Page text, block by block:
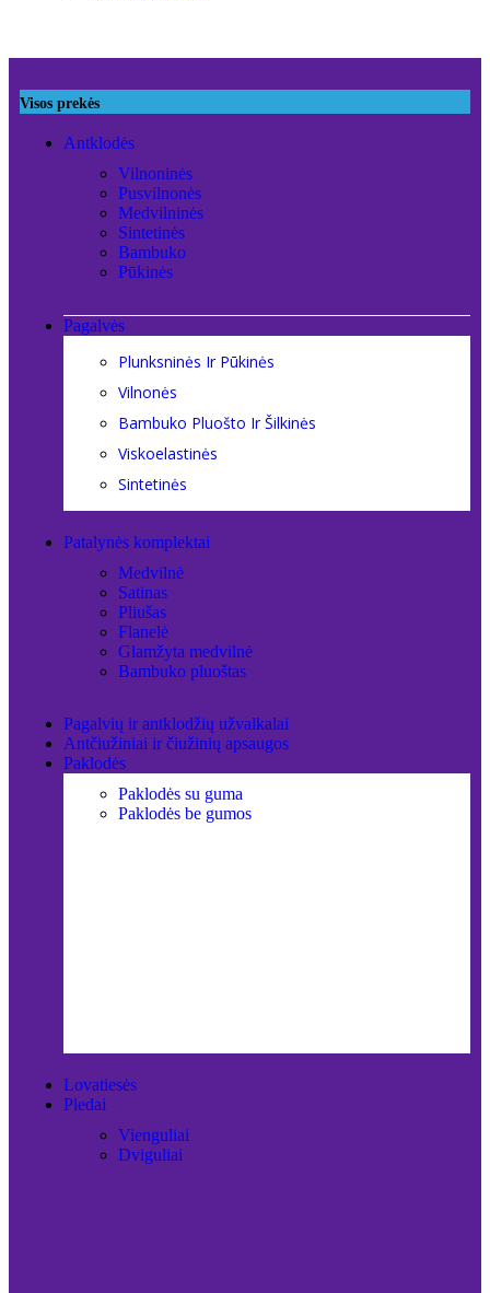
Visos prekės
Antklodės
Vilnoninės
Pusvilnonės
Medvilninės
Sintetinės
Bambuko
Pūkinės
Pagalvės
Plunksninės Ir Pūkinės
Vilnonės
Bambuko Pluošto Ir Šilkinės
Viskoelastinės
Sintetinės
Patalynės komplektai
Medvilnė
Satinas
Pliušas
Flanelė
Glamžyta medvilnė
Bambuko pluoštas
Pagalvių ir antklodžių užvalkalai
Antčiužiniai ir čiužinių apsaugos
Paklodės
Paklodės su guma
Paklodės be gumos
Lovatiesės
Pledai
Vienguliai
Dviguliai